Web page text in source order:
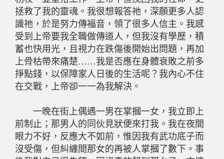
拯救了我的靈魂。我很想報答祂，深願更多人認
識祂，於是努力傳福音，領了很多人信主。我感
受到上帝要我全職做傳道人，但我沒有學歷，積
蓄也快用光，且視力在跌傷後開始出問題，再加
上骨枯帶來痛楚……我是否應在身體衰敗之前多
掙點錢，以保障家人日後的生活呢？我內心不住
在交戰，上帝卻一一為我解決。
一晚在街上偶遇一男在掌摑一女，我立即上
前制止；那男人的同伙見狀便來打我。我在夜間
眼力不好，反應大不如前，惟因我有武功底子而
沒受傷，但糾纏間那女的再被人掌摑了數下。事